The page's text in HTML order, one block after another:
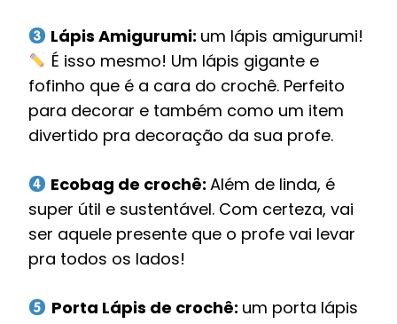
Lápis Amigurumi: um lápis amigurumi!
É isso mesmo! Um lápis gigante e
fofinho que é a cara do crochê. Perfeito
para decorar e também como um item
divertido pra decoração da sua profe.
Ecobag de crochê: Além de linda, é
super útil e sustentável. Com certeza, vai
ser aquele presente que o profe vai levar
pra todos os lados!
Porta Lápis de crochê: um porta lápis